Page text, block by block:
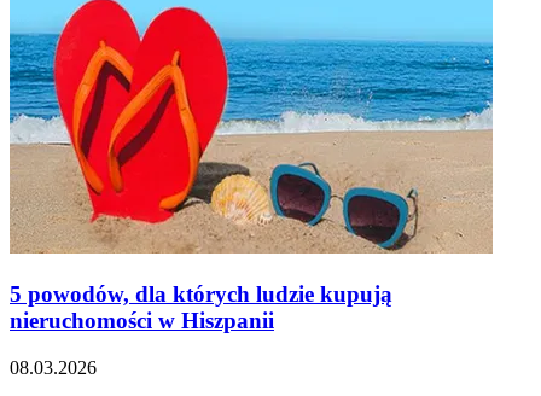
5 powodów, dla których ludzie kupują
nieruchomości w Hiszpanii
08.03.2026